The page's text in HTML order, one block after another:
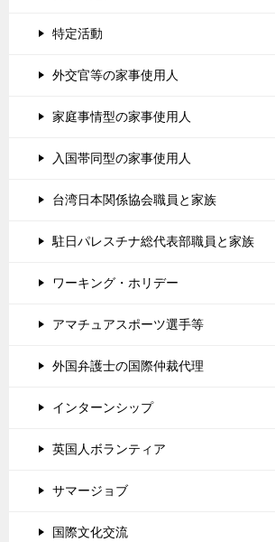
特定活動
外交官等の家事使用人
家庭事情型の家事使用人
入国帯同型の家事使用人
台湾日本関係協会職員と家族
駐日パレスチナ総代表部職員と家族
ワーキング・ホリデー
アマチュアスポーツ選手等
外国弁護士の国際仲裁代理
インターンシップ
英国人ボランティア
サマージョブ
国際文化交流